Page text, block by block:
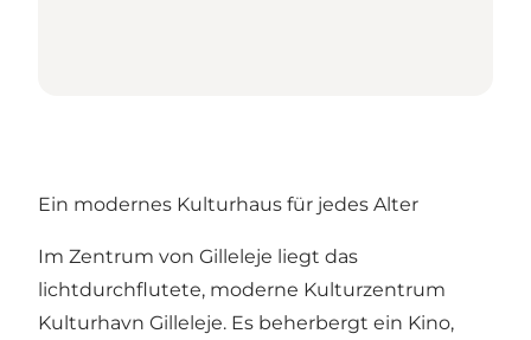
Ein modernes Kulturhaus für jedes Alter
Im Zentrum von Gilleleje liegt das
lichtdurchflutete, moderne Kulturzentrum
Kulturhavn Gilleleje. Es beherbergt ein Kino,